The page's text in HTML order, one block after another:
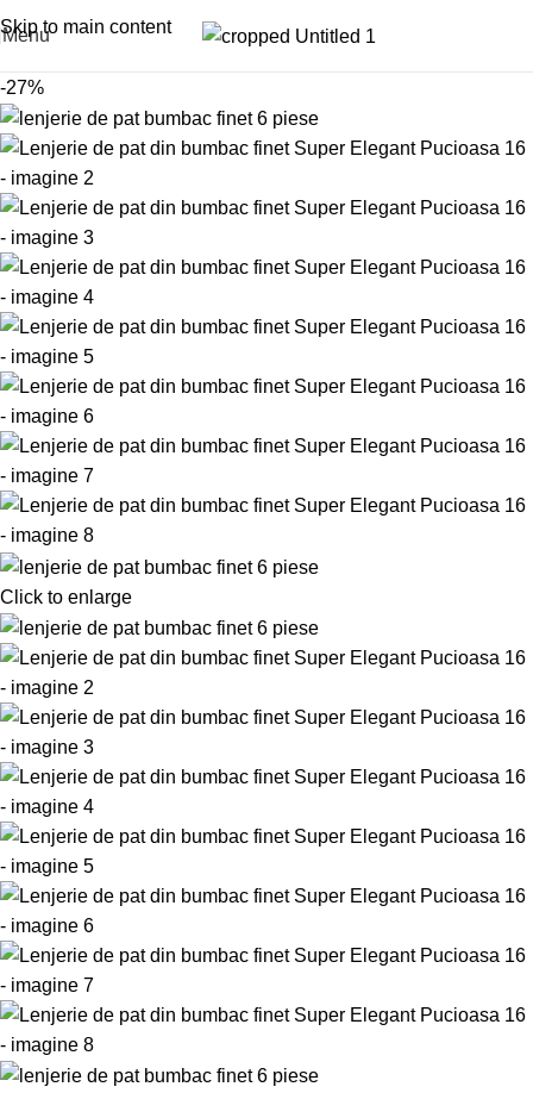
Skip to main content
0799996381
Menu
-27%
Click to enlarge